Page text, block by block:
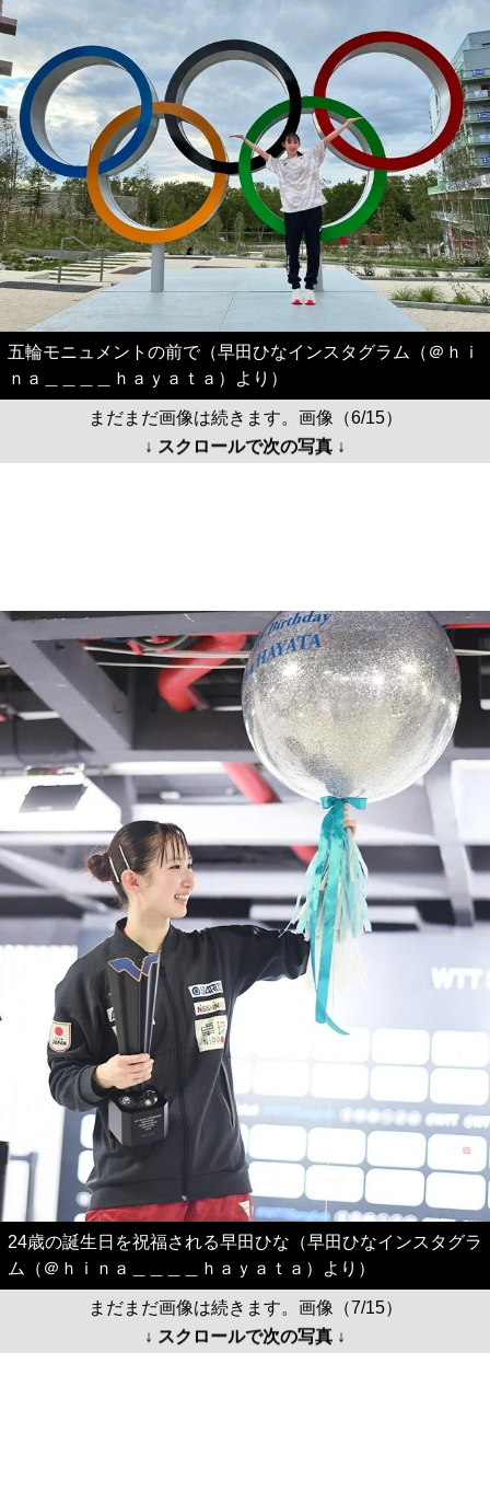
五輪モニュメントの前で（早田ひなインスタグラム（＠ｈｉ
ｎａ＿＿＿＿ｈａｙａｔａ）より）
まだまだ画像は続きます。画像（6/15）
↓ スクロールで次の写真 ↓
24歳の誕生日を祝福される早田ひな（早田ひなインスタグラ
ム（＠ｈｉｎａ＿＿＿＿ｈａｙａｔａ）より）
まだまだ画像は続きます。画像（7/15）
↓ スクロールで次の写真 ↓